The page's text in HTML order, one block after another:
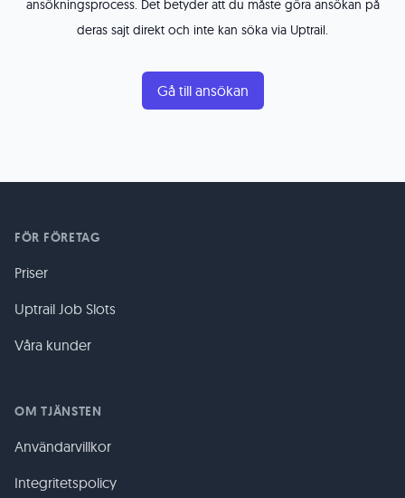
ansökningsprocess. Det betyder att du måste göra ansökan på
deras sajt direkt och inte kan söka via Uptrail.
Gå till ansökan
FÖR FÖRETAG
Priser
Uptrail Job Slots
Våra kunder
OM TJÄNSTEN
Användarvillkor
Integritetspolicy